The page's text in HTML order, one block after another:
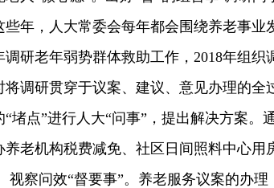
些年，人大常委会每年都会围绕养老事业
调研老年弱势群体救助工作，2018年组
将调研贯穿于议案、建议、意见办理的全
“堵点”进行人大“问事”，提出解决方案。
养老机构税费减免、社区日间照料中心用
视察问效“督要事”。养老服务议案的办